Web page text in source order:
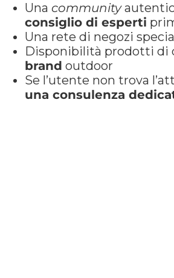
Unacommunity
consiglio di esperti
Una rete di negozi
Disponibilità prodotti di
brand outdoor
Se l’utente non trova
una consulenza